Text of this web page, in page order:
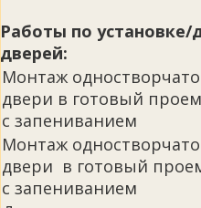
Работы по
дверей:
Монтаж
двери в готовый проем
с запениванием
Монтаж
двери в готовый
с запениванием